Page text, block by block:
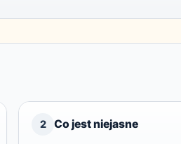
2 Co jest niejasne